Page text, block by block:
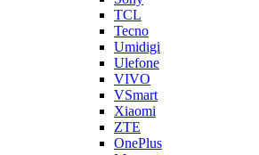
TCL
Tecno
Umidigi
Ulefone
VIVO
VSmart
Xiaomi
ZTE
OnePlus